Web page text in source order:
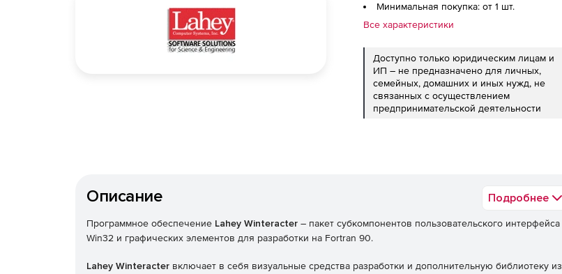
Минимальная покупка: от 1 шт.
Все характеристики
Доступно только юридическим лицам и
ИП – не предназначено для личных,
семейных, домашних и иных нужд, не
связанных с осуществлением
предпринимательской деятельности
Описание Подробнее
Программное обеспечение Lahey Winteracter – пакет субкомпонентов пользовательского интерфейса
Win32 и графических элементов для разработки на Fortran 90.
Lahey Winteracter включает в себя визуальные средства разработки и дополнительную библиотеку из